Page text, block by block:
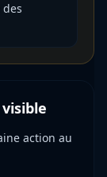
action au